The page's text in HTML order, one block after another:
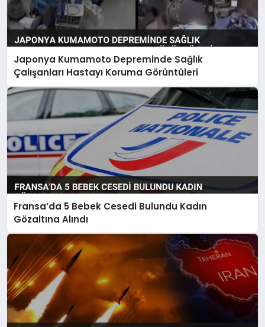
Japonya Kumamoto Depreminde Sağlık
Çalışanları Hastayı Koruma Görüntüleri
Fransa’da 5 Bebek Cesedi Bulundu Kadın
Gözaltına Alındı